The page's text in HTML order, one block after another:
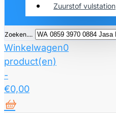
Zuurstof vulstation
Zoeken....
Winkelwagen0
product(en)
-
€0,00